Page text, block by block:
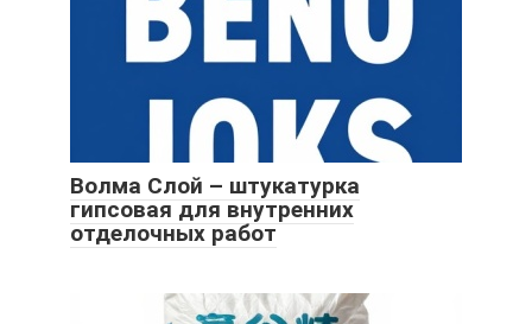
Волма Слой – штукатурка
гипсовая для внутренних
отделочных работ